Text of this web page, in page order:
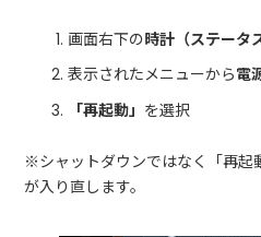
画面右下の時計（ステータ
表示されたメニューから電
「再起動」 を選択
※シャットダウンではなく「再起
が入り直します。